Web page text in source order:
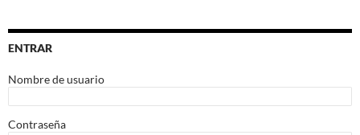
ENTRAR
Nombre de usuario
Contraseña